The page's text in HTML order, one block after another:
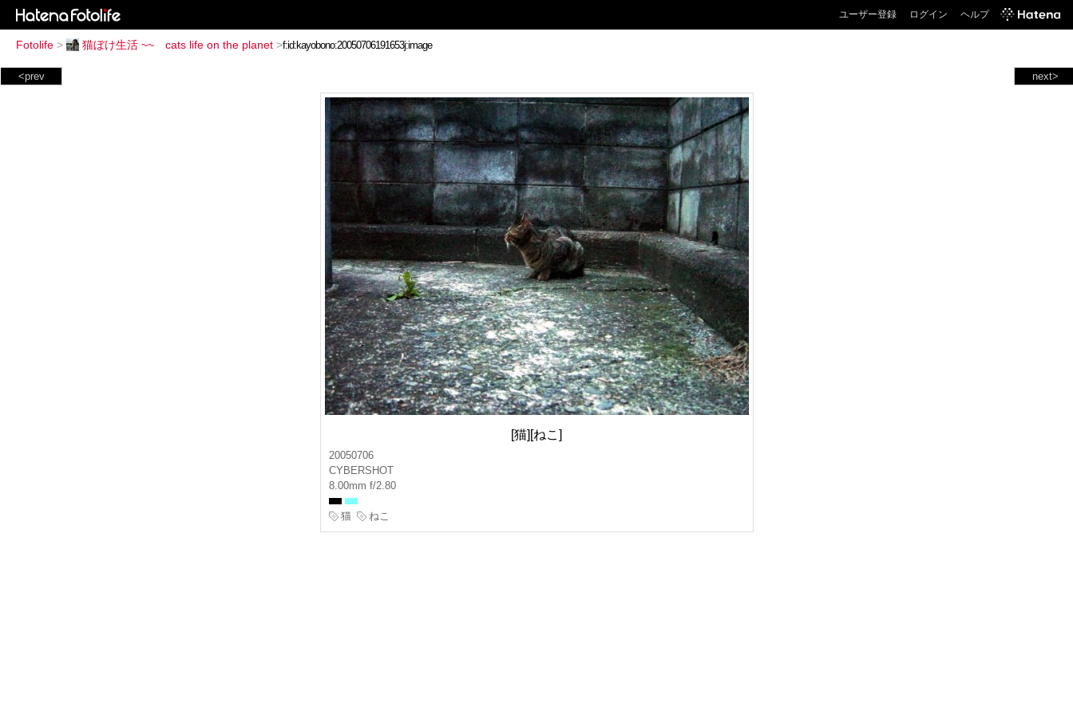
ユーザー登録 ログイン ヘルプ
Fotolife > 猫ぼけ生活 ~~ cats life on the planet >
next>
<prev
[猫][ねこ]
20050706
CYBERSHOT
8.00mm f/2.80
猫 ねこ